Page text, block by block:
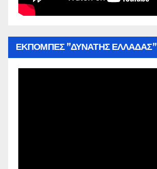
ΕΚΠΟΜΠΕΣ ”ΔΥΝΑΤΗΣ ΕΛΛΑΔΑΣ”